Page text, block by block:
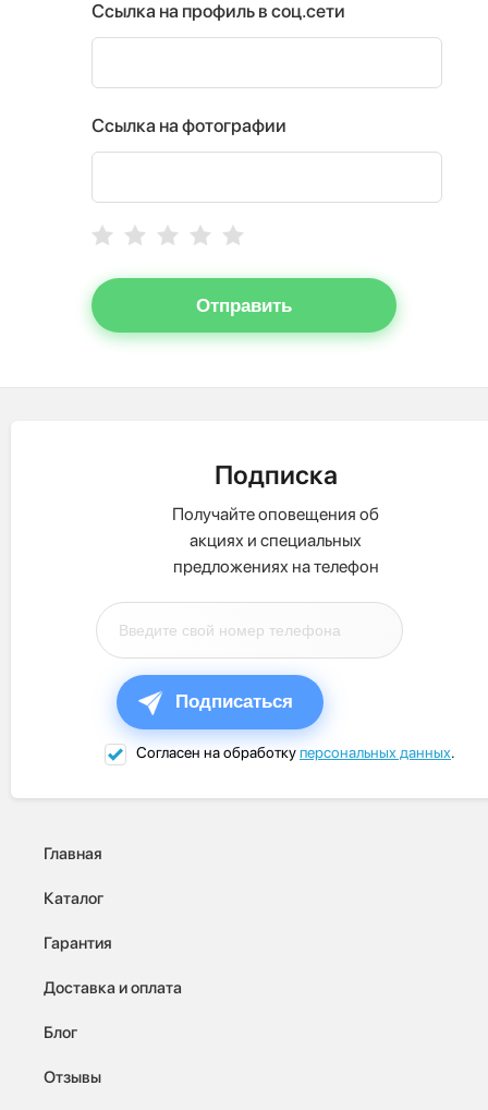
Ссылка на профиль в соц.сети
Ссылка на фотографии
Отправить
Подписка
Получайте оповещения об
акциях и специальных
предложениях на телефон
Подписаться
Согласен на обработкуперсональных данных.
Главная
Каталог
Гарантия
Доставка и оплата
Блог
Отзывы